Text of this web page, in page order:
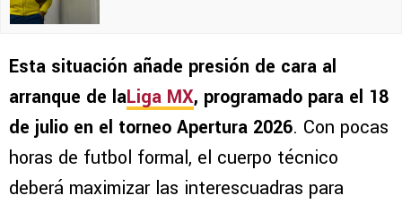
Esta situación añade presión de cara al
arranque de laLiga MX, programado para el 18
de julio en el torneo Apertura 2026. Con pocas
horas de futbol formal, el cuerpo técnico
deberá maximizar las interescuadras para